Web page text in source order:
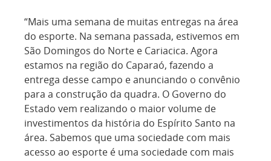
“Mais uma semana de muitas entregas na área
do esporte. Na semana passada, estivemos em
São Domingos do Norte e Cariacica. Agora
estamos na região do Caparaó, fazendo a
entrega desse campo e anunciando o convênio
para a construção da quadra. O Governo do
Estado vem realizando o maior volume de
investimentos da história do Espírito Santo na
área. Sabemos que uma sociedade com mais
acesso ao esporte é uma sociedade com mais